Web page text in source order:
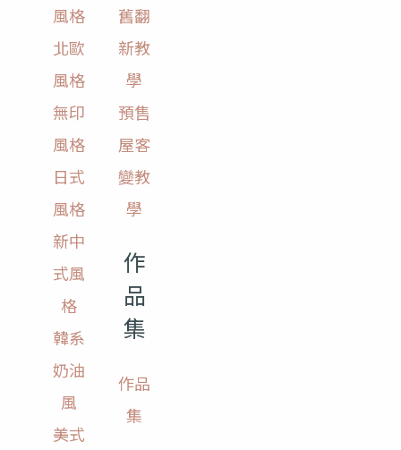
風格
北歐
風格
無印
風格
日式
風格
新中
式風
格
韓系
奶油
風
美式
舊翻
新教
學
預售
屋客
變教
學
作
品
集
作品
集